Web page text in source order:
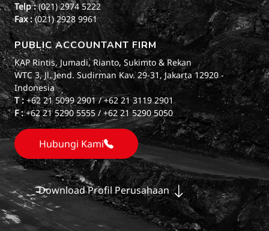
Telp :(021) 2974 5222
Fax :(021) 2928 9961
PUBLIC ACCOUNTANT FIRM
KAP Rintis, Jumadi, Rianto, Sukimto & Rekan
WTC 3, Jl. Jend. Sudirman Kav. 29-31, Jakarta 12920 -
Indonesia
T :+62 21 5099 2901 / +62 21 3119 2901
F :+62 21 5290 5555 / +62 21 5290 5050
Hubungi Kami
Download Profil Perusahaan